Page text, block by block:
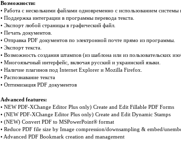
Возможности:
• Работа с несколькими файлами одновременно с использованием системы
• Поддержка интеграции в программы перевода текста.
• Экспорт любой страницы в графический файл.
• Печать документов.
• Отправка PDF документов по электронной почте прямо из программы.
• Экспорт текста.
• Возможность создания штампов (из шаблона или из пользовательских
• Многоязычный интерфейс, включая русский и украинский языки.
• Наличие плагинов под Internet Explorer и Mozilla Firefox.
• Распознавание текста
• Оптимизация PDF документов
Advanced features:
• NEW PDF-XChange Editor Plus only) Create and Edit Fillable PDF Forms
• (NEW PDF-XChange Editor Plus only) Create and Edit Dynamic Stamps
• (NEW) Convert PDF to MSPowerPoint® format
• Reduce PDF file size by Image compression/downsampling & embed/
• Advanced PDF Bookmark creation and management